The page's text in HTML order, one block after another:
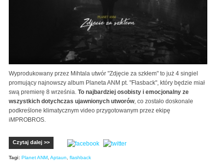
Wyprodukowany przez Mihtala utwór "Zdjęcie za szkłem" to już 4 singiel
promujący najnowszy album Planeta ANM pt. "Flasback", który będzie miał
swą premierę 8 września. To najbardziej osobisty i emocjonalny ze
wszystkich dotychczas ujawnionych utworów, co zostało doskonale
podkreślone klimatycznym video przygotowanym przez ekipę
iMPROBROS.
Czytaj dalej >>
Tagi: Planet ANM Aptaun flashback